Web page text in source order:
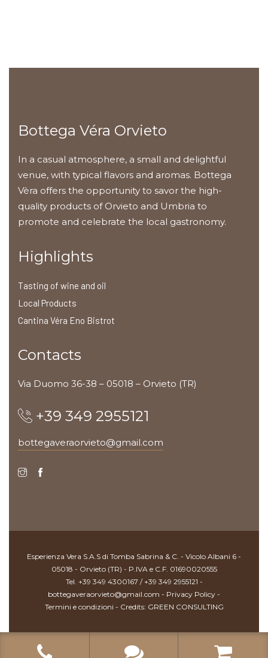
Bottega Véra Orvieto
In a casual atmosphere, a small and delightful
venue, with typical flavors and aromas. Bottega
Vèra offers the opportunity to savor the high-
quality products of Orvieto and Umbria to
promote and celebrate the local gastronomy.
Highlights
Tasting of wine and oil
Local Products
Cantina Véra Eno Bistrot
Contacts
Via Duomo 36-38 – 05018 – Orvieto (TR)
+39 349 2955121
bottegaveraorvieto@gmail.com
Esperienza Vera S.A.S di Tomba Sabrina & C. - Vicolo Albani 6 -
05018 - Orvieto (TR) - P.IVA e C.F. 01690020555
Tel. +39 349 4300167 / +39 349 2955121 -
bottegaveraorvieto@gmail.com - Privacy Policy -
Termini e condizioni - Credits: GREEN CONSULTING